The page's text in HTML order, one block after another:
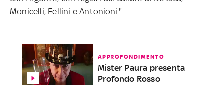
Monicelli, Fellini e Antonioni."
APPROFONDIMENTO
Mister Paura presenta
Profondo Rosso